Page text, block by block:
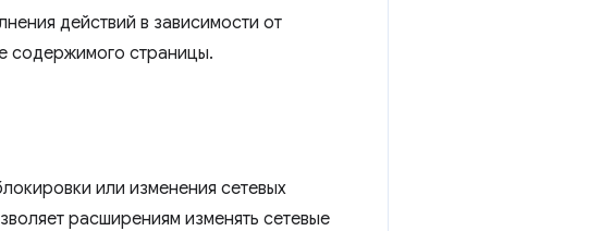
действий в зависимости от
содержимого страницы.
или изменения сетевых
расширениям изменять сетевые